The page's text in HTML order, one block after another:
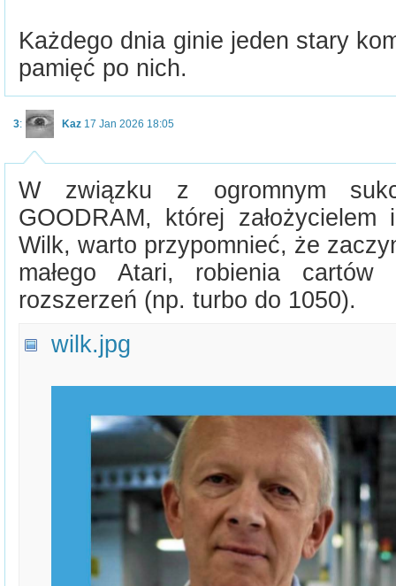
Każdego dnia ginie jeden stary
pamięć po nich.
3: Kaz 17 Jan 2026 18:05
W związku z ogromnym
GOODRAM, której założycielem
Wilk, warto przypomnieć, że
małego Atari, robienia
rozszerzeń (np. turbo do 1050).
wilk.jpg